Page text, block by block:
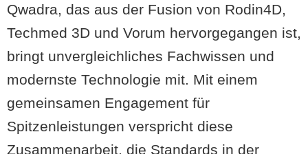
Qwadra, das aus der Fusion von Rodin4D,
Techmed 3D und Vorum hervorgegangen ist,
bringt unvergleichliches Fachwissen und
modernste Technologie mit. Mit einem
gemeinsamen Engagement für
Spitzenleistungen verspricht diese
Zusammenarbeit, die Standards in der